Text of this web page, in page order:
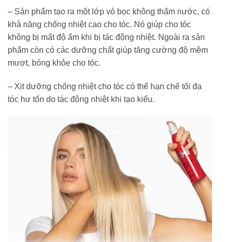
– Sản phẩm tạo ra một lớp vỏ bọc không thấm nước, có
khả năng chống nhiệt cao cho tóc. Nó giúp cho tóc
không bị mất độ ẩm khi bị tác động nhiệt. Ngoài ra sản
phẩm còn có các dưỡng chất giúp tăng cường độ mềm
mượt, bóng khỏe cho tóc.
– Xịt dưỡng chống nhiệt cho tóc có thể hạn chế tối đa
tóc hư tổn do tác động nhiệt khi tạo kiểu.